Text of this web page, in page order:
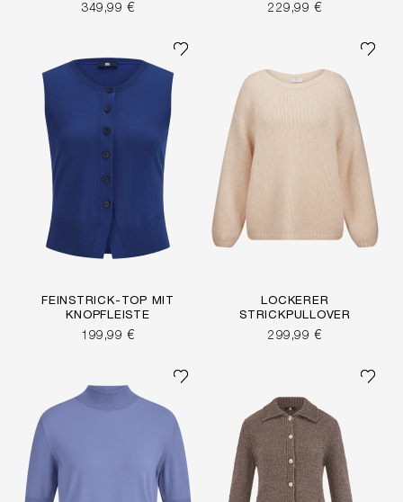
349,99 € 229,99 €
FEINSTRICK-TOP MIT
KNOPFLEISTE
199,99 €
LOCKERER
STRICKPULLOVER
299,99 €